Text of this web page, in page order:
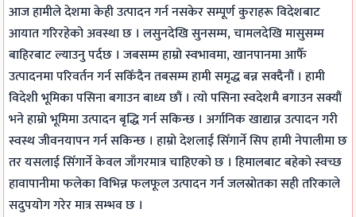
आज हामीले देशमा केही उत्पादन गर्न नसकेर सम्पूर्ण कुराहरू विदेशबाट
आयात गरिरहेको अवस्था छ । लसुनदेखि सुनसम्म, चामलदेखि मासुसम्म
बाहिरबाट ल्याउनु पर्दछ । जबसम्म हाम्रो स्वभावमा, खानपानमा आफैँ
उत्पादनमा परिवर्तन गर्न सकिँदैन तबसम्म हामी समृद्ध बन्न सक्दैनौं । हामी
विदेशी भूमिका पसिना बगाउन बाध्य छौं । त्यो पसिना स्वदेशमै बगाउन सक्यौं
भने हाम्रो भूमिमा उत्पादन बृद्धि गर्न सकिन्छ । अर्गानिक खाद्यान्न उत्पादन गरी
स्वस्थ जीवनयापन गर्न सकिन्छ । हाम्रो देशलाई सिँगार्ने सिप हामी नेपालीमा छ
तर यसलाई सिँगार्ने केवल जाँगरमात्र चाहिएको छ । हिमालबाट बहेको स्वच्छ
हावापानीमा फलेका विभिन्न फलफूल उत्पादन गर्न जलस्रोतका सही तरिकाले
सदुपयोग गरेर मात्र सम्भव छ ।
S
l
l
a
b
u
s
)
t
s
,
P
D
F
&
S
u
)
|
N
o
t
e
s
a
b
u
s
)
N
l
b
u
s
)
|
N